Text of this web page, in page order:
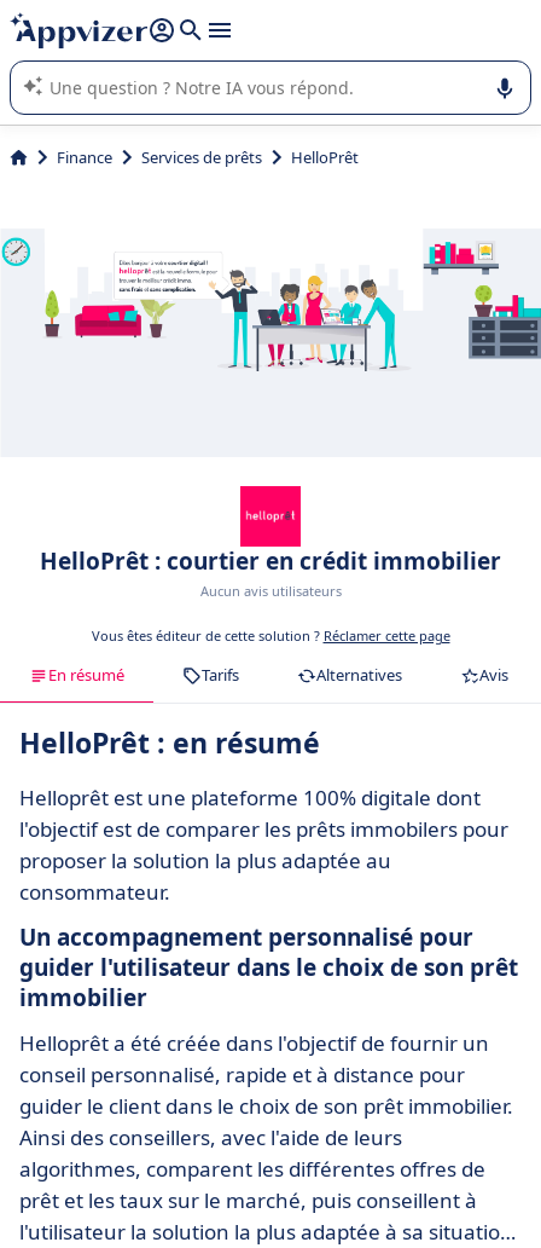
répondre (plusieurs lignes avec
L'IA de Appvizer vous guide dans l'utilisation ou la sélection de
logiciel SaaS en entreprise.
Finance Services de prêts HelloPrêt
HelloPrêt : courtier en crédit immobilier
Aucun avis utilisateurs
Vous êtes éditeur de cette solution ? Réclamer cette page
En résumé Tarifs Alternatives Avis
HelloPrêt : en résumé
Helloprêt est une plateforme 100% digitale dont
l'objectif est de comparer les prêts immobilers pour
proposer la solution la plus adaptée au
consommateur.
Un accompagnement personnalisé pour
guider l'utilisateur dans le choix de son prêt
immobilier
Helloprêt a été créée dans l'objectif de fournir un
conseil personnalisé, rapide et à distance pour
guider le client dans le choix de son prêt immobilier.
Ainsi des conseillers, avec l'aide de leurs
algorithmes, comparent les différentes offres de
prêt et les taux sur le marché, puis conseillent à
l'utilisateur la solution la plus adaptée à sa situation.